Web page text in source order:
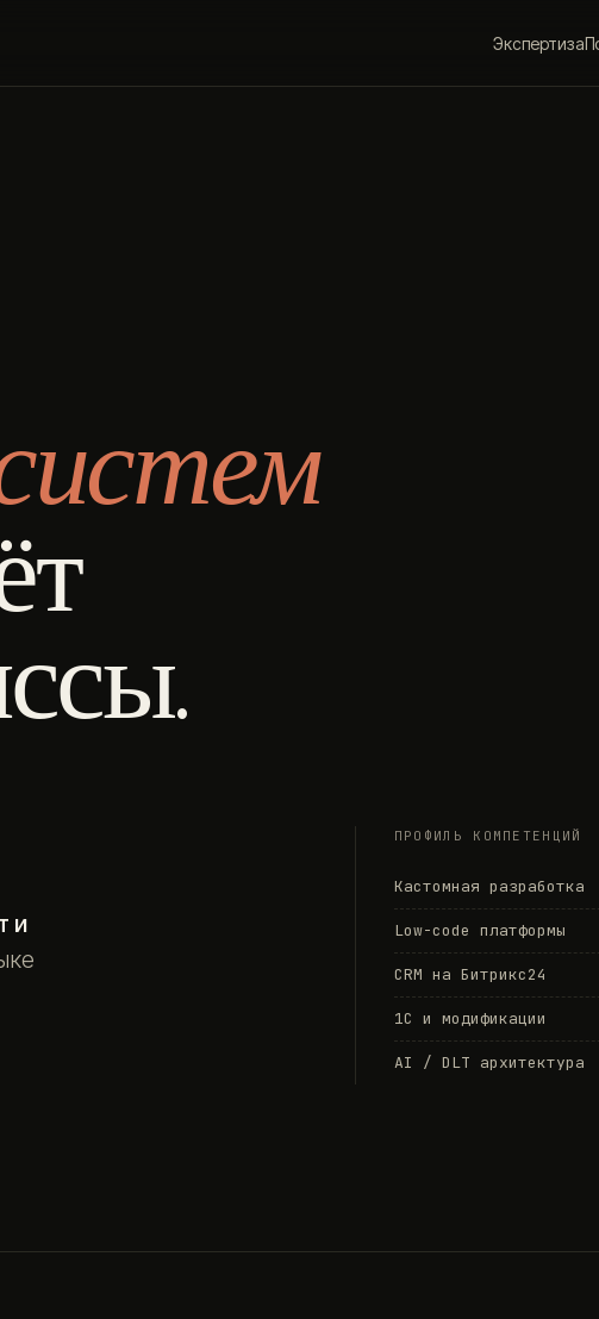
Экспертиза
и
ПРОФИЛЬ КОМПЕТЕНЦИЙ
Кастомная разработка
Low-code платформы
CRM на Битрикс24
1С и модификации
AI / DLT архитектура